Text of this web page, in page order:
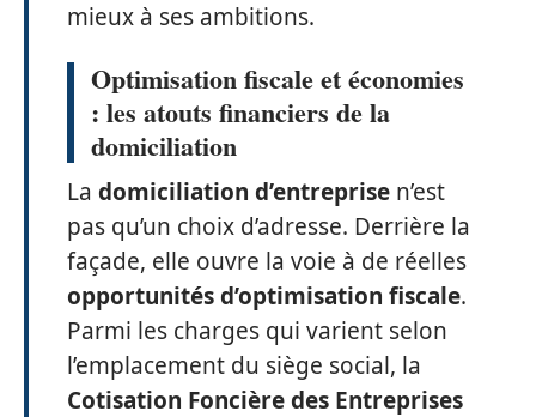
mieux à ses ambitions.
Optimisation fiscale et économies
: les atouts financiers de la
domiciliation
La domiciliation d’entreprise n’est
pas qu’un choix d’adresse. Derrière la
façade, elle ouvre la voie à de réelles
opportunités d’optimisation fiscale.
Parmi les charges qui varient selon
l’emplacement du siège social, la
Cotisation Foncière des Entreprises